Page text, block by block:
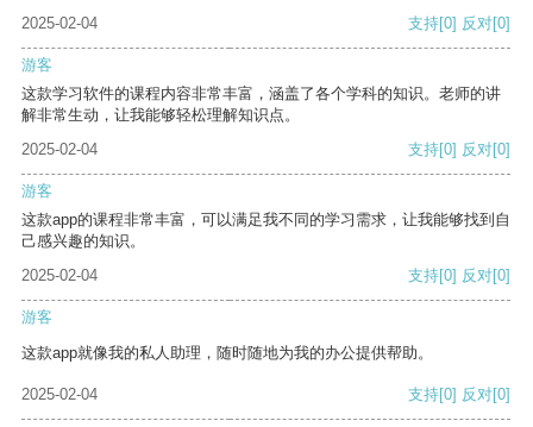
2025-02-04
支持[0] 反对[0]
游客
这款学习软件的课程内容非常丰富，涵盖了各个学科的知识。老师的讲
解非常生动，让我能够轻松理解知识点。
2025-02-04
支持[0] 反对[0]
游客
这款app的课程非常丰富，可以满足我不同的学习需求，让我能够找到自
己感兴趣的知识。
2025-02-04
支持[0] 反对[0]
游客
这款app就像我的私人助理，随时随地为我的办公提供帮助。
2025-02-04 支持[0] 反对[0]